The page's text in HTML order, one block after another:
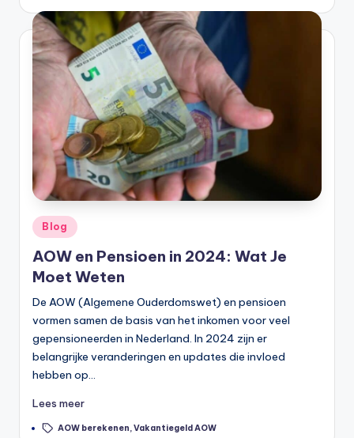
Geplaatst
in
Blog
AOW en Pensioen in 2024: Wat Je
Moet Weten
De AOW (Algemene Ouderdomswet) en pensioen
vormen samen de basis van het inkomen voor veel
gepensioneerden in Nederland. In 2024 zijn er
belangrijke veranderingen en updates die invloed
hebben op…
Lees meer
Tags: AOW berekenen,Vakantiegeld AOW